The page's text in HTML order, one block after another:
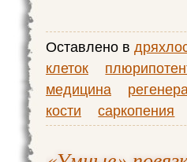
Оставлено в
клеток
медицина
кости
саркопения